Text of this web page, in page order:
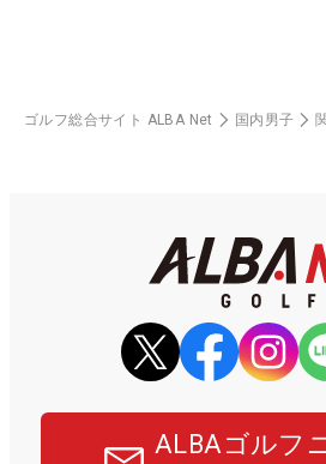
ゴルフ総合サイト ALBA Net 国内男子
ALBAゴルフ